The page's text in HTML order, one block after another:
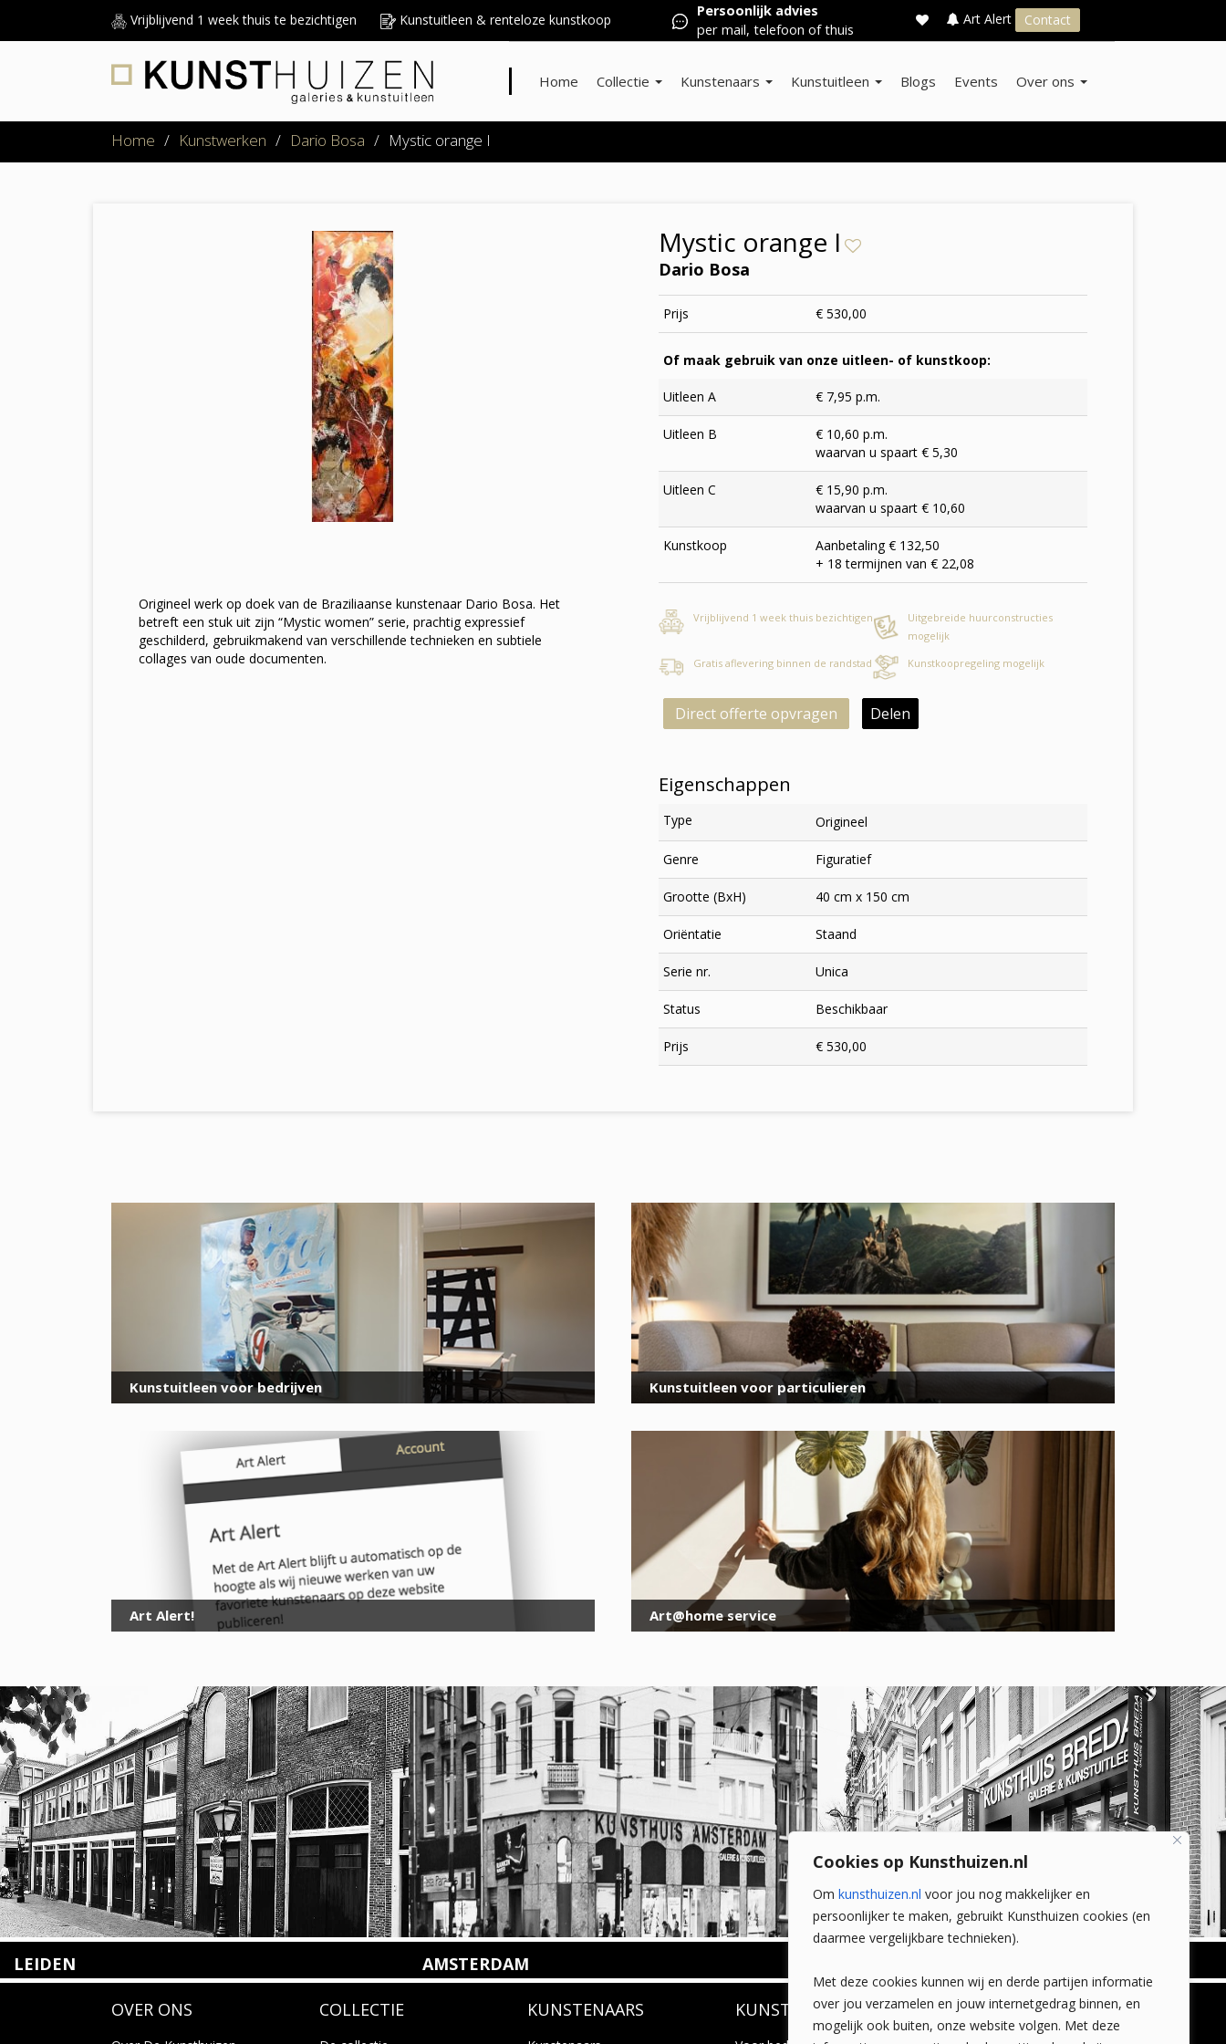
Cookies op Kunsthuizen.nl
Om kunsthuizen.nl voor jou nog makkelijker en
persoonlijker te maken, gebruikt Kunsthuizen cookies (en
daarmee vergelijkbare technieken).
Met deze cookies kunnen wij en derde partijen informatie
over jou verzamelen en jouw internetgedrag binnen, en
mogelijk ook buiten, onze website volgen. Met deze
Vrijblijvend 1 week thuis te bezichtigen Kunstuitleen & renteloze kunstkoop
Persoonlijk advies
per mail, telefoon of thuis
Art Alert Contact
Home Collectie Kunstenaars Kunstuitleen Blogs Events Over ons
Home / Kunstwerken / Dario Bosa / Mystic orange I
Origineel werk op doek van de Braziliaanse kunstenaar Dario Bosa. Het
betreft een stuk uit zijn “Mystic women” serie, prachtig expressief
geschilderd, gebruikmakend van verschillende technieken en subtiele
collages van oude documenten.
Mystic orange I
Dario Bosa
Prijs € 530,00
Of maak gebruik van onze uitleen- of kunstkoop:
Uitleen A € 7,95 p.m.
Uitleen B
€ 10,60 p.m.
waarvan u spaart € 5,30
Uitleen C
€ 15,90 p.m.
waarvan u spaart € 10,60
Kunstkoop
Aanbetaling € 132,50
+ 18 termijnen van € 22,08
Vrijblijvend 1 week thuis bezichtigen
Uitgebreide huurconstructies
mogelijk
Gratis aflevering binnen de randstad
Kunstkoopregeling mogelijk
Direct offerte opvragen Delen
Eigenschappen
Type Origineel
Genre Figuratief
Grootte (BxH) 40 cm x 150 cm
Oriëntatie Staand
Serie nr. Unica
Status Beschikbaar
Prijs € 530,00
Kunstuitleen voor bedrijven Kunstuitleen voor particulieren
Art Alert! Art@home service
LEIDEN AMSTERDAM
1075 VX Amsterdam
Wilhelminastraat 11
4818 SB Breda
+31 (0)76 5221309
OVER ONS COLLECTIE KUNSTENAARS KUNSTUITLEEN CONTACT
Meld je aan
voor onze nieuwsbrief
E-
mailadres